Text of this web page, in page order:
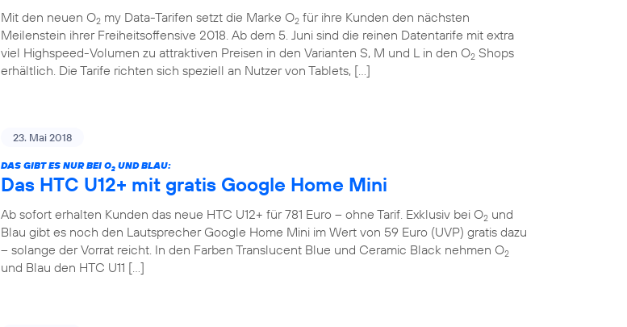
Mit den neuen O2 my Data-Tarifen setzt die Marke O2 für ihre Kunden den nächsten
Meilenstein ihrer Freiheitsoffensive 2018. Ab dem 5. Juni sind die reinen Datentarife mit extra
viel Highspeed-Volumen zu attraktiven Preisen in den Varianten S, M und L in den O2 Shops
erhältlich. Die Tarife richten sich speziell an Nutzer von Tablets, […]
23. Mai 2018
DAS GIBT ES NUR BEI O2 UND BLAU:
Das HTC U12+ mit gratis Google Home Mini
Ab sofort erhalten Kunden das neue HTC U12+ für 781 Euro – ohne Tarif. Exklusiv bei O2 und
Blau gibt es noch den Lautsprecher Google Home Mini im Wert von 59 Euro (UVP) gratis dazu
– solange der Vorrat reicht. In den Farben Translucent Blue und Ceramic Black nehmen O2
und Blau den HTC U11 […]